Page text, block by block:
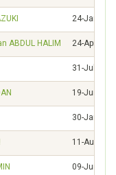
24-Jan-
ABDUL HALIM 24-Apr-
31-Jul-1994
19-Jun-
30-Jan-
11-Aug-
09-Jun-